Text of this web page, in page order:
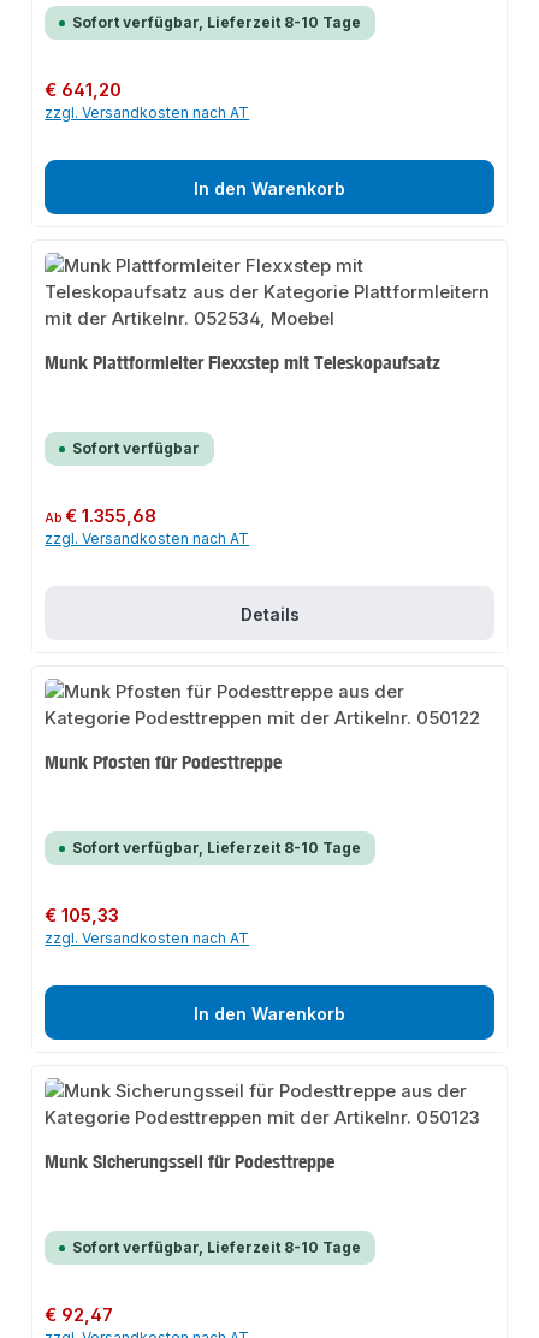
Sofort verfügbar, Lieferzeit 8-10 Tage
Regulärer Preis:
€ 641,20
zzgl. Versandkosten nach AT
In den Warenkorb
Munk Plattformleiter Flexxstep mit Teleskopaufsatz
Sofort verfügbar
Regulärer Preis:
Ab€ 1.355,68
zzgl. Versandkosten nach AT
Details
Munk Pfosten für Podesttreppe
Sofort verfügbar, Lieferzeit 8-10 Tage
Regulärer Preis:
€ 105,33
zzgl. Versandkosten nach AT
In den Warenkorb
Munk Sicherungsseil für Podesttreppe
Sofort verfügbar, Lieferzeit 8-10 Tage
Regulärer Preis:
€ 92,47